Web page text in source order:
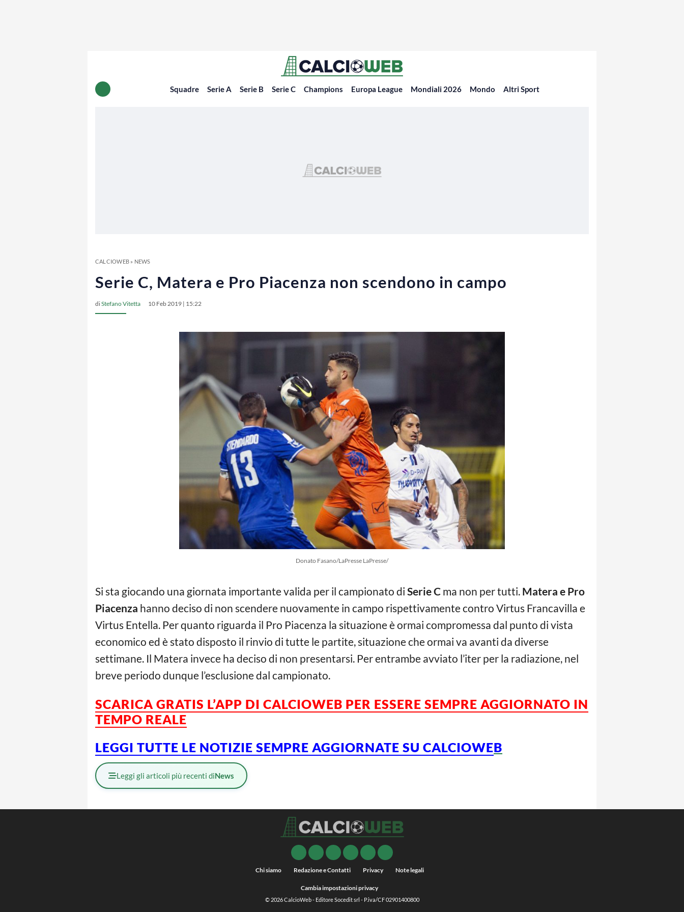
Squadre Serie A Serie B Serie C Champions Europa League Mondiali 2026 Mondo Altri Sport
CALCIOWEB» NEWS
Serie C, Matera e Pro Piacenza non scendono in campo
diStefano Vitetta 10 Feb 2019 | 15:22
Donato Fasano/LaPresse LaPresse/
Si sta giocando una giornata importante valida per il campionato di Serie C ma non per tutti. Matera e Pro
Piacenza hanno deciso di non scendere nuovamente in campo rispettivamente contro Virtus Francavilla e
Virtus Entella. Per quanto riguarda il Pro Piacenza la situazione è ormai compromessa dal punto di vista
economico ed è stato disposto il rinvio di tutte le partite, situazione che ormai va avanti da diverse
settimane. Il Matera invece ha deciso di non presentarsi. Per entrambe avviato l’iter per la radiazione, nel
breve periodo dunque l’esclusione dal campionato.
SCARICA GRATIS L’APP DI CALCIOWEB PER ESSERE SEMPRE AGGIORNATO IN
TEMPO REALE
LEGGI TUTTE LE NOTIZIE SEMPRE AGGIORNATE SU CALCIOWEB
Leggi gli articoli più recenti diNews
Chi siamo Redazione e Contatti Privacy Note legali
Cambia impostazioni privacy
© 2026CalcioWeb- Editore Socedit srl - P.iva/CF 02901400800